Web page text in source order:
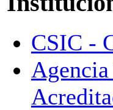
CSIC -